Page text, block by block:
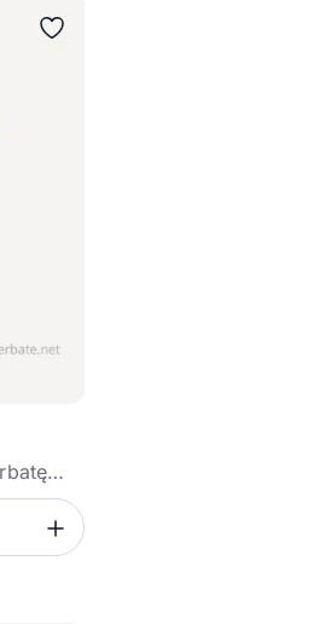
Zwiększ ilość